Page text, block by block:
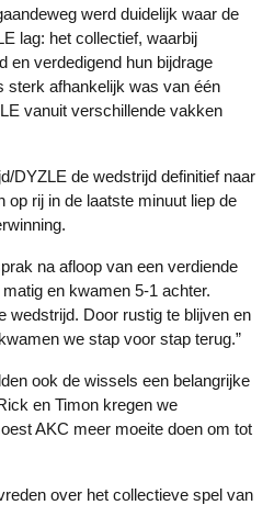
werd duidelijk waar de
lag: het collectief, waarbij
en verdedigend hun bijdrage
sterk afhankelijk was van één
vanuit verschillende vakken
op rij in de laatste minuut liep de
en kwamen 5-1 achter.
wedstrijd. Door rustig te blijven en
we stap voor stap terug.”
en Timon kregen we
AKC meer moeite doen om tot